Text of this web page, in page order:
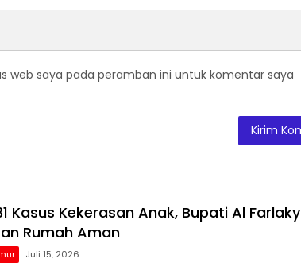
web saya pada peramban ini untuk komentar saya
Kasus Kekerasan Anak, Bupati Al Farlaky
Rumah Aman
Juli 15, 2026